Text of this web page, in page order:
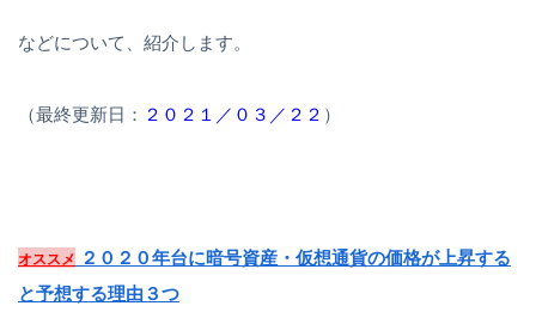
などについて、紹介します。
（最終更新日： ２０２１／０３／２２ ）
オススメ
２０２０年台に暗号資産・仮想通貨の価格が上昇する
と予想する理由３つ